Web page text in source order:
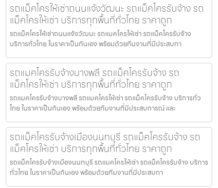
รถแม็คโครให้เช่าถนนแจ้งวัฒนะ รถแม็คโครรับจ้าง รถ
แม็คโครให้เช่า บริการทุกพื้นที่ทั่วไทย ราคาถูก
รถแม็คโครให้เช่าถนนแจ้งวัฒนะ รถแมคโครให้เช่า รถแม็คโครรับจ้าง
บริการทั่วไทย ในราคาเป็นกันเอง พร้อมด้วยทีมงานที่มีประสบกา
รถแมคโครรับจ้างบางพลี รถแม็คโครรับจ้าง รถ
แม็คโครให้เช่า บริการทุกพื้นที่ทั่วไทย ราคาถูก
รถแมคโครรับจ้างบางพลี รถแมคโครให้เช่า รถแม็คโครรับจ้าง บริการทั่ว
ไทย ในราคาเป็นกันเอง พร้อมด้วยทีมงานที่มีประสบการณ์ และ
รถแม็คโครรับจ้างเมืองนนทบุรี รถแม็คโครรับจ้าง รถ
แม็คโครให้เช่า บริการทุกพื้นที่ทั่วไทย ราคาถูก
รถแม็คโครรับจ้างเมืองนนทบุรี รถแมคโครให้เช่า รถแม็คโครรับจ้าง บริการ
ทั่วไทย ในราคาเป็นกันเอง พร้อมด้วยทีมงานที่มีประสบกา